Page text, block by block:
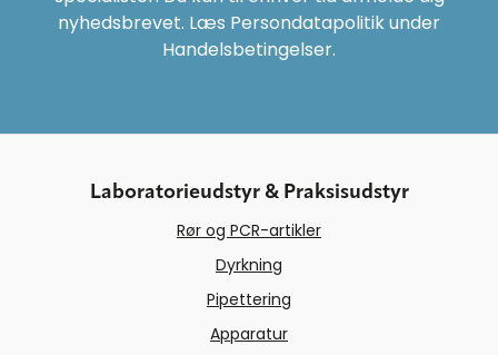
nyhedsbrevet. Læs Persondatapolitik under
Handelsbetingelser.
Laboratorieudstyr & Praksisudstyr
Rør og PCR-artikler
Dyrkning
Pipettering
Apparatur